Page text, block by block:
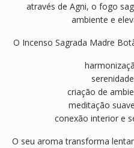
através de Agni, o fogo
ambiente e
O Incenso Sagrada Madre
criação de
meditação
conexão interior e
O seu aroma transforma